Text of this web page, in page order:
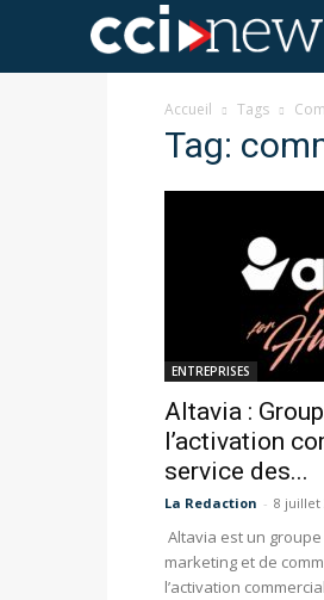
Accueil Tags
Tag:
ENTREPRISES
Altavia :
l’activation
service des...
La Redaction - 8 juillet
Altavia est un
marketing et de
l’activation